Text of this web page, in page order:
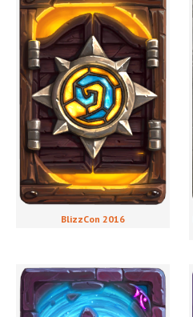
BlizzCon 2016